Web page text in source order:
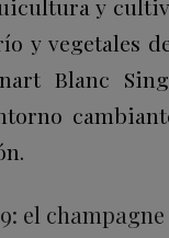
y
y vegetales
Blanc
el